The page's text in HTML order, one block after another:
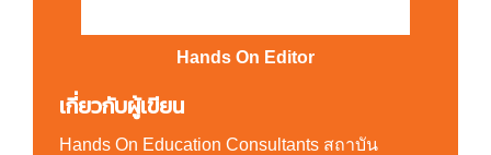
Hands On Editor
เกี่ยวกับผู้เขียน
Hands On Education Consultants สถาบัน